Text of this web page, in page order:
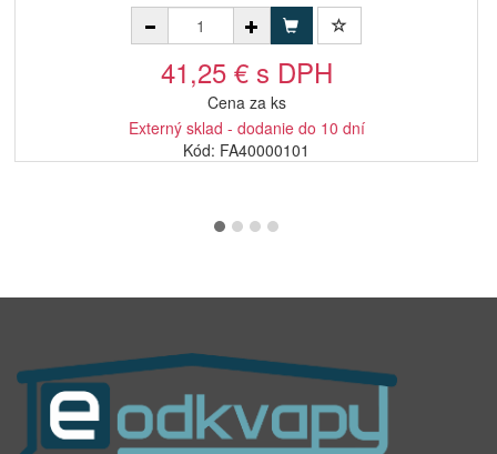
41,25 € s DPH
Cena za ks
Externý sklad - dodanie do 10 dní
Kód: FA40000101